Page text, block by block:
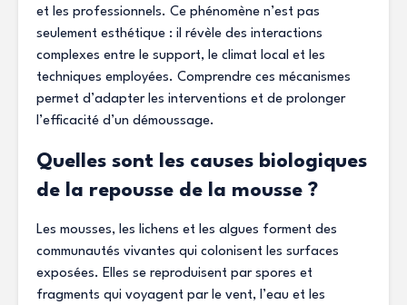
et les professionnels. Ce phénomène n’est pas
seulement esthétique : il révèle des interactions
complexes entre le support, le climat local et les
techniques employées. Comprendre ces mécanismes
permet d’adapter les interventions et de prolonger
l’efficacité d’un démoussage.
Quelles sont les causes biologiques
de la repousse de la mousse ?
Les mousses, les lichens et les algues forment des
communautés vivantes qui colonisent les surfaces
exposées. Elles se reproduisent par spores et
fragments qui voyagent par le vent, l’eau et les